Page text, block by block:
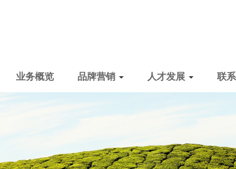
业务概览 品牌营销 人才发展 联